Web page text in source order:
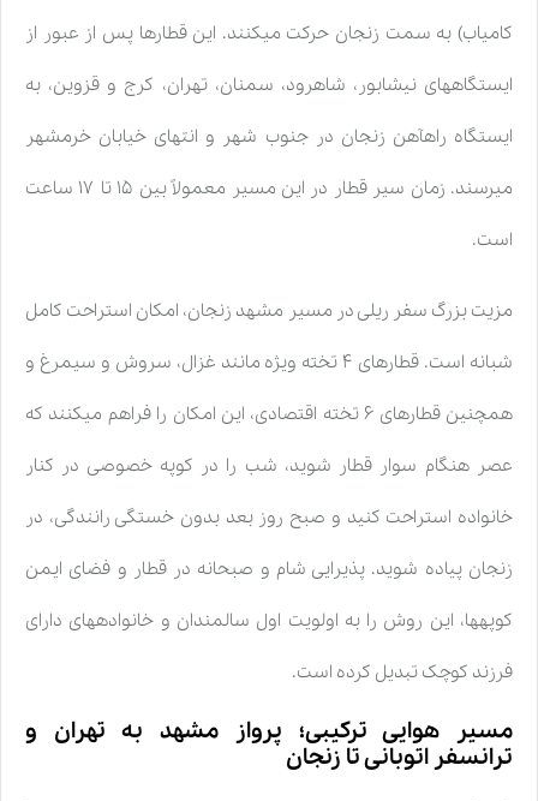
کامیاب) به سمت زنجان حرکت میکنند. این قطارها پس از عبور از
ایستگاههای نیشابور، شاهرود، سمنان، تهران، کرج و قزوین، به
ایستگاه راهآهن زنجان در جنوب شهر و انتهای خیابان خرمشهر
میرسند. زمان سیر قطار در این مسیر معمولاً بین ۱۵ تا ۱۷ ساعت
است.
مزیت بزرگ سفر ریلی در مسیر مشهد زنجان، امکان استراحت کامل
شبانه است. قطارهای ۴ تخته ویژه مانند غزال، سروش و سیمرغ و
همچنین قطارهای ۶ تخته اقتصادی، این امکان را فراهم میکنند که
عصر هنگام سوار قطار شوید، شب را در کوپه خصوصی در کنار
خانواده استراحت کنید و صبح روز بعد بدون خستگی رانندگی، در
زنجان پیاده شوید. پذیرایی شام و صبحانه در قطار و فضای ایمن
کوپهها، این روش را به اولویت اول سالمندان و خانوادههای دارای
فرزند کوچک تبدیل کرده است.
مسیر هوایی ترکیبی؛ پرواز مشهد به تهران و
ترانسفر اتوبانی تا زنجان